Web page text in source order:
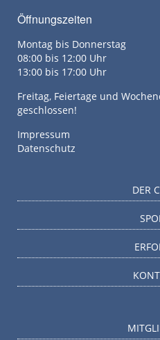
Öffnungszeiten
Montag bis Donnerstag
08:00 bis 12:00 Uhr
13:00 bis 17:00 Uhr
Freitag, Feiertage und
geschlossen!
Impressum
Datenschutz
DER